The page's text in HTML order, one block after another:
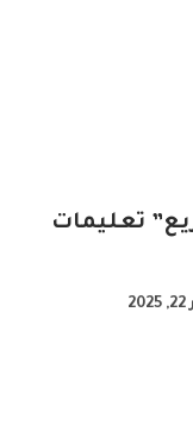
تعليمات